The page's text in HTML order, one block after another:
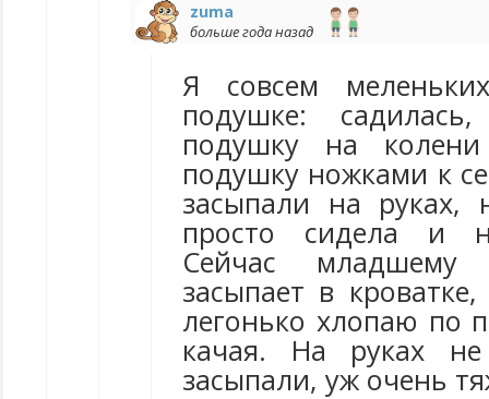
zuma
больше года назад
Я совсем
подушке:
подушку на
подушку ножками к
засыпали на
просто сидела и
Сейчас младшему
засыпает в
легонько хлопаю по
качая. На руках
засыпали, уж очень